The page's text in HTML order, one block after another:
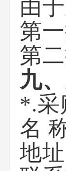
由
第
第
九
*.采